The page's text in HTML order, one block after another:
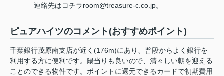
連絡先はコチラroom@treasure-c.co.jp。
ピュアハイツのコメント(おすすめポイント)
千葉銀行茂原南支店が近く(176m)にあり、普段からよく銀行を
利用する方に便利です。陽当りも良いので、清々しい朝を迎える
ことのできる物件です。ポイントに還元できるカードで初期費用